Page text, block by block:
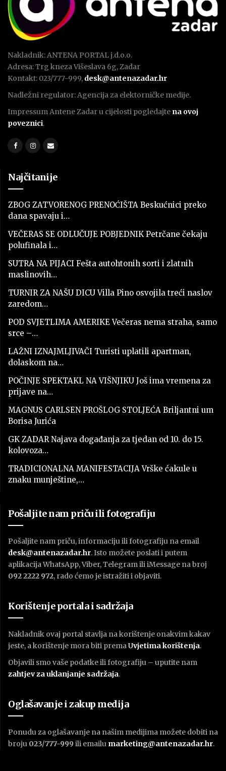
Nakladnik: ANTENA PORTAL j.d.o.o.
Adresa: Trg kneza Višeslava 6g, Zadar
Kontakt: 023/777-999, desk@antenazadar.hr
Nadležni regulator: Agencija za elektorničke medije.
Impressum Antene Zadar u cijelosti pogledajte na ovoj
poveznici.
Najčitanije
ZBOG ZATVORENOG PRENOĆIŠTA Beskućnici preko
dana spavaju i…
VEČERAS SE ODLUČUJE POBJEDNIK Petrčane čekaju
polufinala i…
SUTRA NA PIJACI Fešta autohtonih sorti i zlatnih
maslinovih…
TURNIR ZA NAŠU DICU Villa Pino osvojila treći naslov
zaredom…
POD SVJETLIMA AMERIKE Večeras nema straha, samo
srce –…
LAŽNI IZNAJMLJIVAČI Turisti uplatili apartman,
dolaskom na…
POČINJE SPEKTAKL NA VIŠNJIKU Još ima vremena za
prijave na…
MAGNUS CARLSEN PROŠLOG STOLJEĆA Briljantni um
Borisa Jurića
GK ZADAR Najava događanja za tjedan od 10. do 15.
kolovoza…
TRADICIONALNA MANIFESTACIJA Vrške ćakule u
znaku munještine,…
Pošaljite nam priču ili fotografiju
Pošaljite nam priču, informaciju ili fotografiju na email
desk@antenazadar.hr. Isto možete poslati i putem
aplikacija WhatsApp, Viber, Telegram ili iMessage na broj
092 2222 972, rado ćemo je istražiti i objaviti.
Korištenje portala i sadržaja
Nakladnik ovaj portal stavlja na korištenje onakvim kakav
jeste, a korištenje mora biti premaUvjetima korištenja.
Objavili smo vaše podatke ili fotografiju – uputite nam
zahtjev za uklanjanje sadržaja.
Oglašavanje i zakup medija
Ponudu za oglašavanje na našim medijima možete dobiti na
broju 023/777-999 ili emailu marketing@antenazadar.hr.